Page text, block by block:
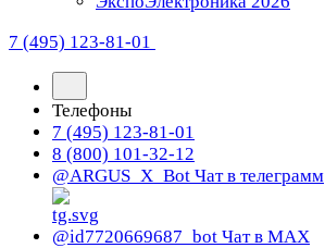
7 (495) 123-81-01
Телефоны
7 (495) 123-81-01
8 (800) 101-32-12
@ARGUS_X_Bot Чат в телеграмм
@id7720669687_bot Чат в МАХ